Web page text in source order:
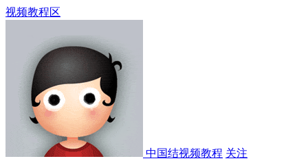
视频教程区
中国结视频教程 关注